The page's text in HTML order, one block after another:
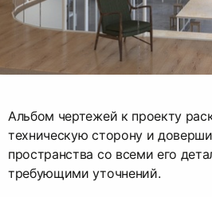
Альбом чертежей к проекту
техническую сторону и
пространства со всеми его
требующими уточнений.